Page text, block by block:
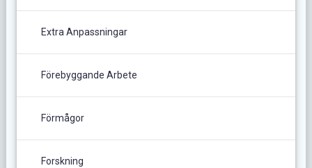
Extra Anpassningar
Förebyggande Arbete
Förmågor
Forskning